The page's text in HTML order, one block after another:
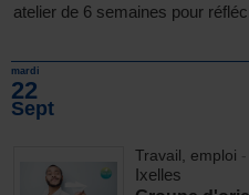
atelier de 6 semaines pour
mardi
22
Sept
Travail, emploi -
Ixelles